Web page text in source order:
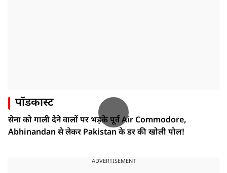
पॉडकास्ट
सेना को गाली देने वालों पर भड़के पूर्व Air Commodore,
Abhinandan से लेकर Pakistan के डर की खोली पोल!
ADVERTISEMENT